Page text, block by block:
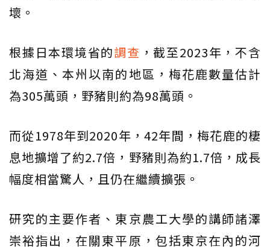
壞。
根據日本環境省的調查 ，截至2023年，不含
北海道、本州以南的地區，梅花鹿數量估計
為305萬頭，野豬則約為98萬頭。
而從1978年到2020年，42年間，梅花鹿的棲
息地擴增了約2.7倍，野豬則為約1.7倍，成長
幅度相當驚人，且仍在繼續擴張。
研究的主要作者、東京農工大學的講師諸澤
崇裕指出，在關東平原，包括東京在內的河